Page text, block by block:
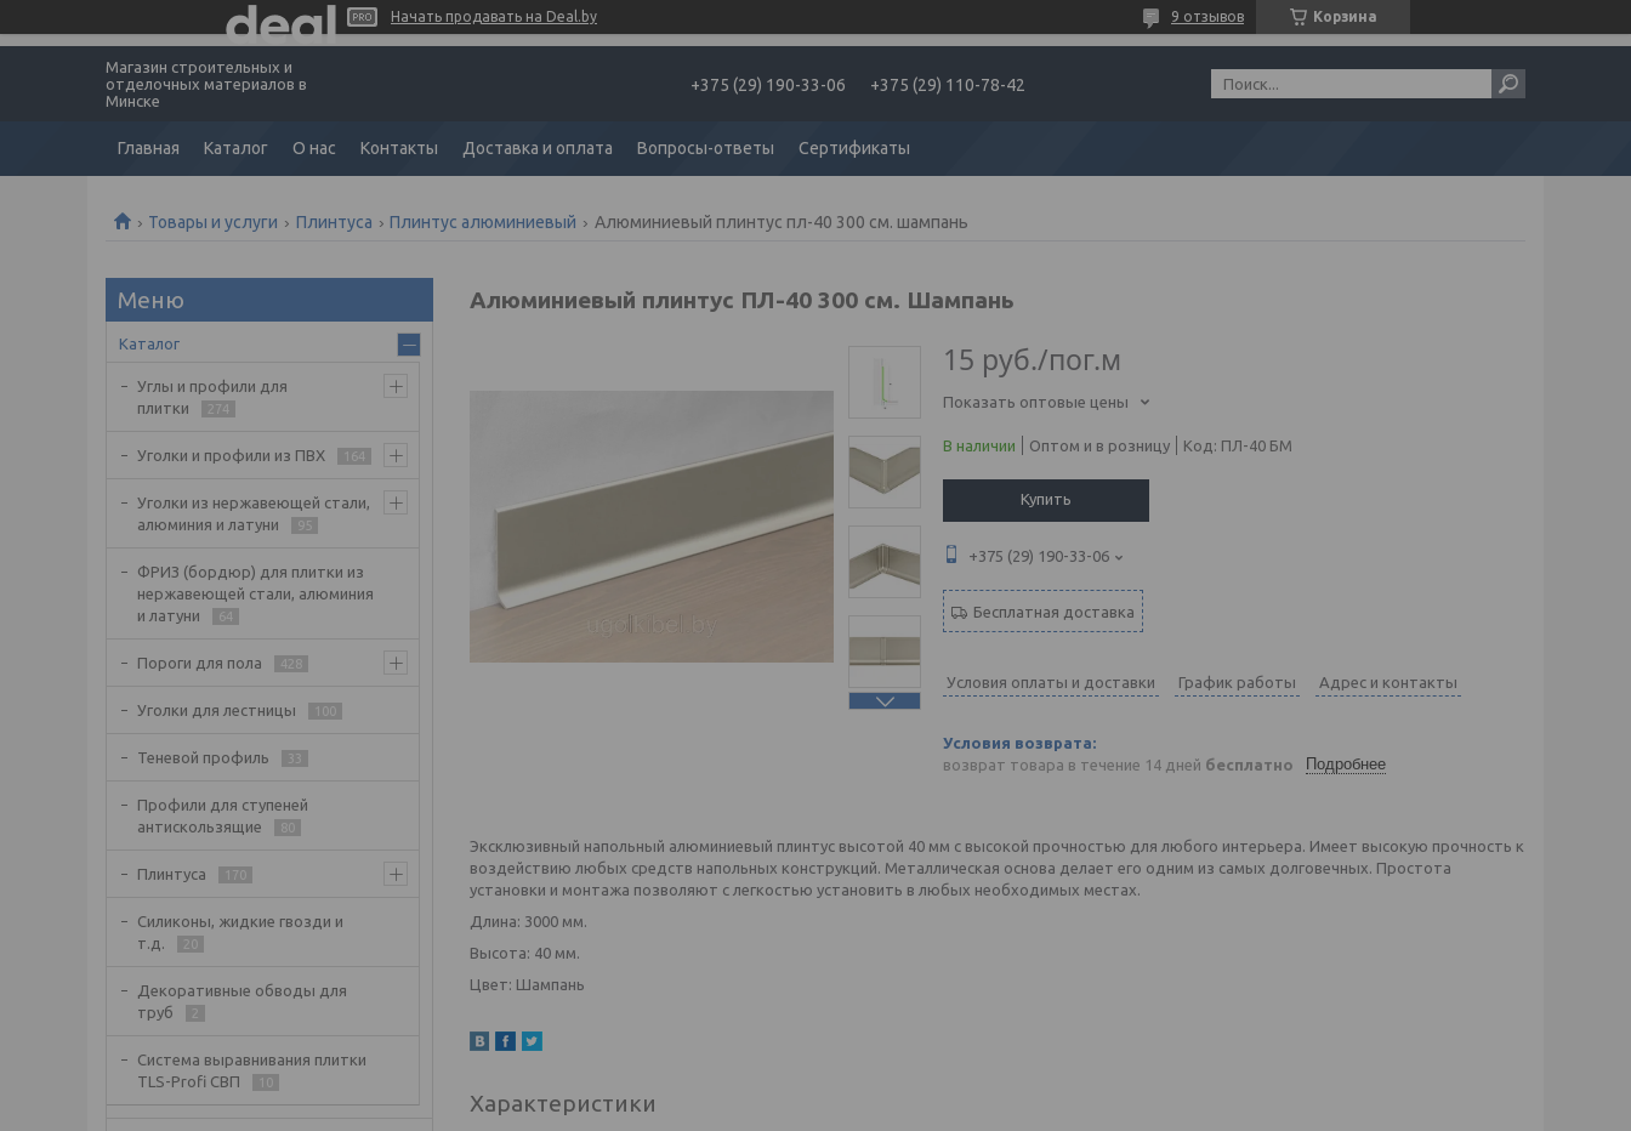
Начать продавать на Deal.by Корзина
9 отзывов
Магазин строительных и
отделочных материалов в
Минске
+375 (29) 190-33-06 +375 (29) 110-78-42
Главная Каталог О нас Контакты Доставка и оплата Вопросы-ответы Сертификаты
Товары и услуги Плинтуса Плинтус алюминиевый Алюминиевый плинтус пл-40 300 см. шампань
Алюминиевый плинтус ПЛ-40 300 см. Шампань
15 руб./пог.м
Показать оптовые цены
В наличии Оптом и в розницу Код: ПЛ-40 БМ
Купить
+375 (29) 190-33-06
Бесплатная доставка
Условия оплаты и доставки График работы Адрес и контакты
возврат товара в течение 14 дней бесплатно Подробнее
Эксклюзивный напольный алюминиевый плинтус высотой 40 мм с высокой прочностью для любого интерьера. Имеет высокую прочность к
воздействию любых средств напольных конструкций. Металлическая основа делает его одним из самых долговечных. Простота
установки и монтажа позволяют с легкостью установить в любых необходимых местах.
Длина: 3000 мм.
Высота: 40 мм.
Цвет: Шампань
Характеристики
Каталог
Углы и профили для
плитки
274
Уголки и профили из ПВХ 164
Уголки из нержавеющей стали,
алюминия и латуни
95
ФРИЗ (бордюр) для плитки из
нержавеющей стали, алюминия
и латуни
64
Пороги для пола 428
Уголки для лестницы 100
Теневой профиль 33
Профили для ступеней
антискользящие
80
Плинтуса 170
Силиконы, жидкие гвозди и
т.д.
20
Декоративные обводы для
труб
2
Система выравнивания плитки
TLS-Profi СВП
10